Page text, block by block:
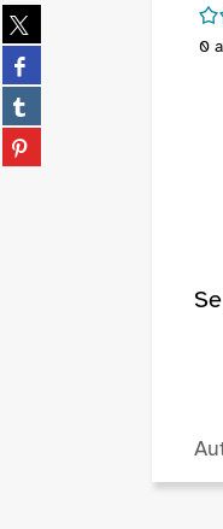
Partager
sur
twitter
(Nouvelle
fenêtre)
Partager
sur
facebook
(Nouvelle
fenêtre)
Partager
sur
tumblr
Partager
sur
/5
0